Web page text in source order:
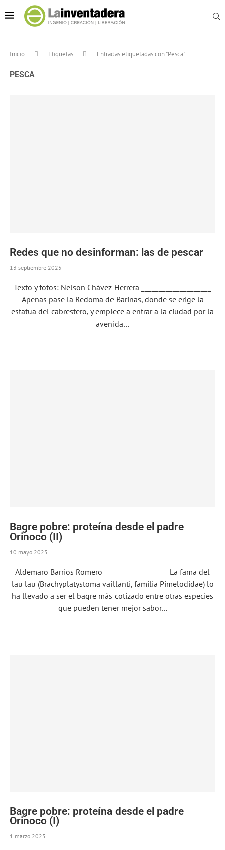
Inicio Etiquetas Entradas etiquetadas con "Pesca"
PESCA
Redes que no desinforman: las de pescar
13 septiembre 2025
Texto y fotos: Nelson Chávez Herrera _______________­_____
Apenas pase la Redoma de Barinas, donde se erige la
estatua del cabrestero, y empiece a entrar a la ciudad por la
avenida…
Bagre pobre: proteína desde el padre
Orinoco (II)
10 mayo 2025
Aldemaro Barrios Romero __________________ La fama del
lau lau (Brachyplatystoma vaillanti, familia Pimelodidae) lo
ha llevado a ser el bagre más cotizado entre otras especies
que pueden tener mejor sabor…
Bagre pobre: proteína desde el padre
Orinoco (I)
1 marzo 2025